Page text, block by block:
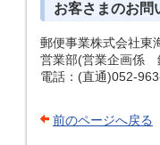
お客さまのお問
郵便事業株式会社東
営業部(営業企画係
電話：(直通)052-
前のページへ戻る